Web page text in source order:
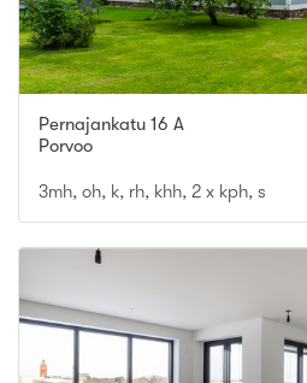
Pernajankatu 16 A
Porvoo
3mh, oh, k, rh, khh, 2 x kph, s